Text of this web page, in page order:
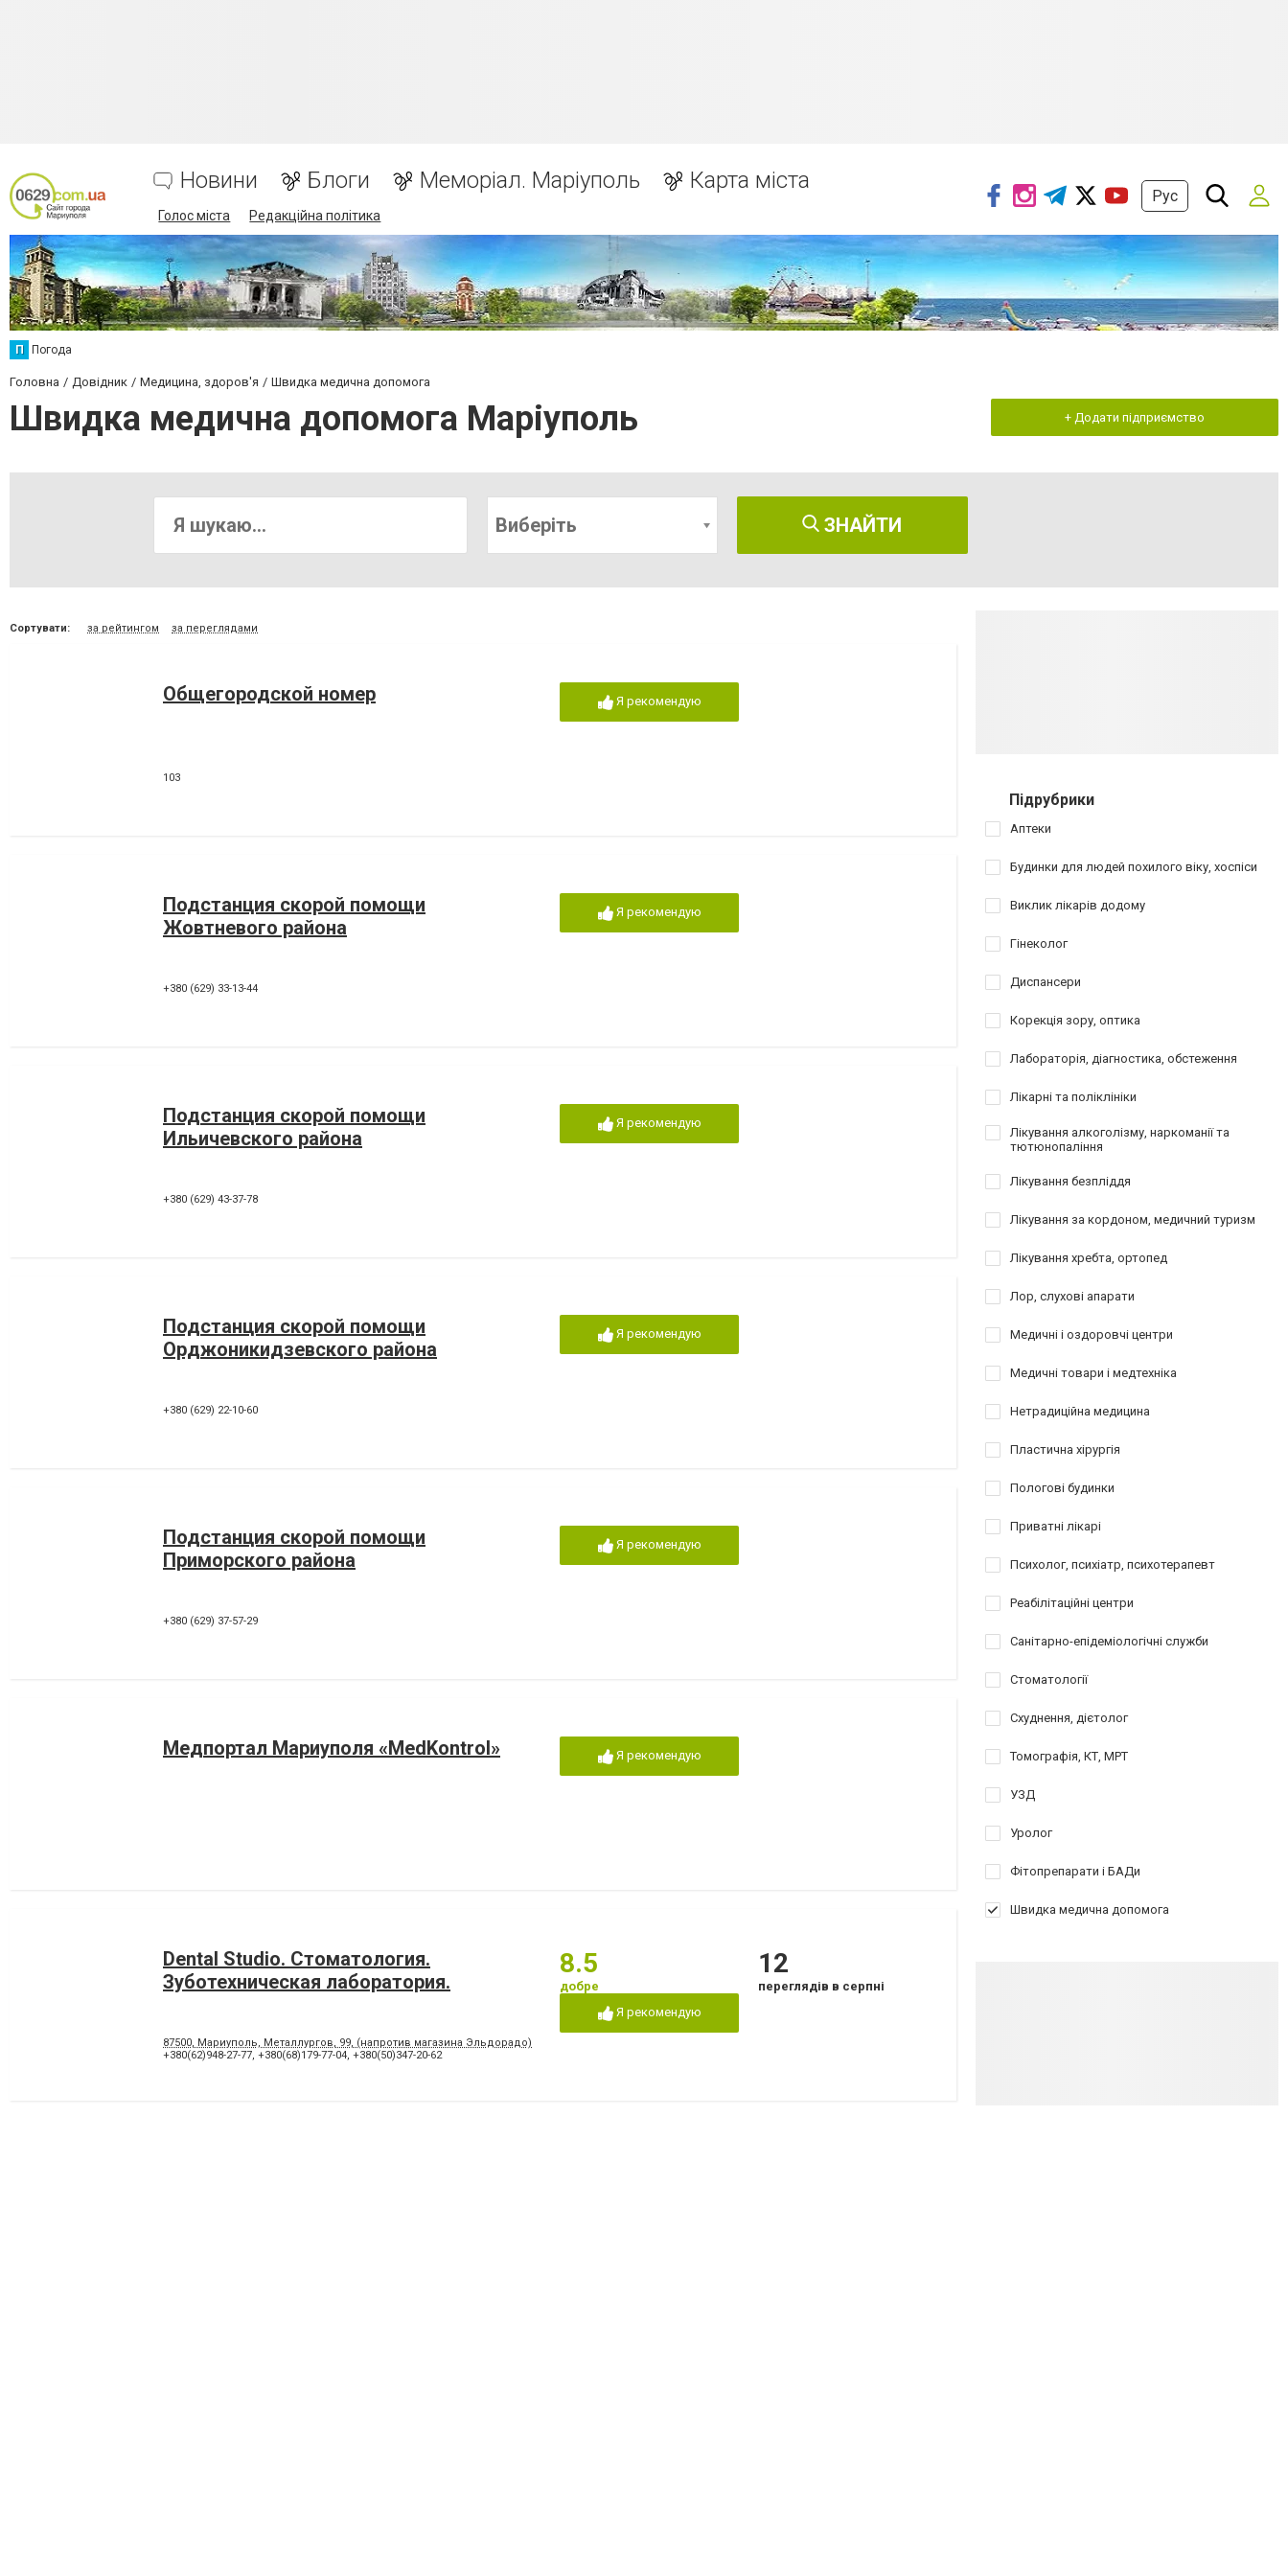
Новини Блоги Меморіал. Маріуполь Карта міста
Голос міста Редакційна політика
Рус
П Погода
Головна Довідник Медицина, здоров'я Швидка медична допомога
Швидка медична допомога Маріуполь + Додати підприємство
Виберіть ЗНАЙТИ
Сортувати: за рейтингом за переглядами
Общегородской номер
103
Я рекомендую
Подстанция скорой помощи
Жовтневого района
+380 (629) 33-13-44
Я рекомендую
Подстанция скорой помощи
Ильичевского района
+380 (629) 43-37-78
Я рекомендую
Подстанция скорой помощи
Орджоникидзевского района
+380 (629) 22-10-60
Я рекомендую
Подстанция скорой помощи
Приморского района
+380 (629) 37-57-29
Я рекомендую
Медпортал Мариуполя «MedKontrol» Я рекомендую
Dental Studio. Cтоматология.
Зуботехническая лаборатория.
87500, Мариуполь, Металлургов, 99, (напротив магазина Эльдорадо)
+380(62)948-27-77, +380(68)179-77-04, +380(50)347-20-62
8.5
добре
Я рекомендую
12
переглядів в серпні
Підрубрики
Аптеки
Будинки для людей похилого віку, хоспіси
Виклик лікарів додому
Гінеколог
Диспансери
Корекція зору, оптика
Лабораторія, діагностика, обстеження
Лікарні та поліклініки
Лікування алкоголізму, наркоманії та
тютюнопаління
Лікування безпліддя
Лікування за кордоном, медичний туризм
Лікування хребта, ортопед
Лор, слухові апарати
Медичні і оздоровчі центри
Медичні товари і медтехніка
Нетрадиційна медицина
Пластична хірургія
Пологові будинки
Приватні лікарі
Психолог, психіатр, психотерапевт
Реабілітаційні центри
Санітарно-епідеміологічні служби
Стоматології
Схуднення, дієтолог
Томографія, КТ, МРТ
УЗД
Уролог
Фітопрепарати і БАДи
Швидка медична допомога